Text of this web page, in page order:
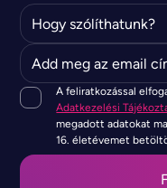
A feliratkozással
Adatkezelési
megadott adatokat
16. életévemet